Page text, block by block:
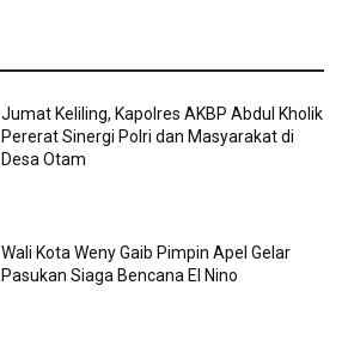
Jumat Keliling, Kapolres AKBP Abdul Kholik
Pererat Sinergi Polri dan Masyarakat di
Desa Otam
Wali Kota Weny Gaib Pimpin Apel Gelar
Pasukan Siaga Bencana El Nino